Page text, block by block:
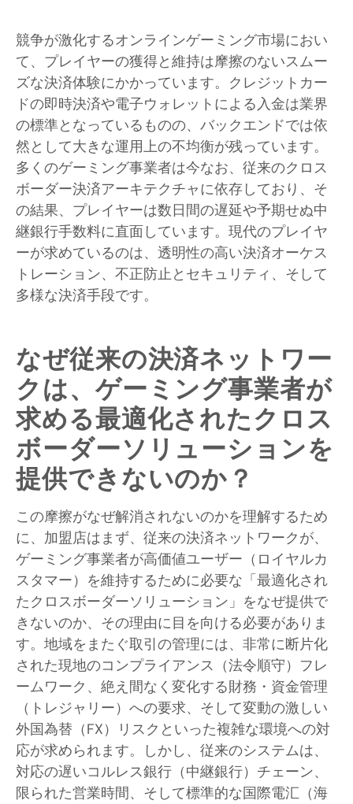
競争が激化するオンラインゲーミング市場におい
て、プレイヤーの獲得と維持は摩擦のないスムー
ズな決済体験にかかっています。クレジットカー
ドの即時決済や電子ウォレットによる入金は業界
の標準となっているものの、バックエンドでは依
然として大きな運用上の不均衡が残っています。
多くのゲーミング事業者は今なお、従来のクロス
ボーダー決済アーキテクチャに依存しており、そ
の結果、プレイヤーは数日間の遅延や予期せぬ中
継銀行手数料に直面しています。現代のプレイヤ
ーが求めているのは、透明性の高い決済オーケス
トレーション、不正防止とセキュリティ、そして
多様な決済手段です。
なぜ従来の決済ネットワー
クは、ゲーミング事業者が
求める最適化されたクロス
ボーダーソリューションを
提供できないのか？
この摩擦がなぜ解消されないのかを理解するため
に、加盟店はまず、従来の決済ネットワークが、
ゲーミング事業者が高価値ユーザー（ロイヤルカ
スタマー）を維持するために必要な「最適化され
たクロスボーダーソリューション」をなぜ提供で
きないのか、その理由に目を向ける必要がありま
す。地域をまたぐ取引の管理には、非常に断片化
された現地のコンプライアンス（法令順守）フレ
ームワーク、絶え間なく変化する財務・資金管理
（トレジャリー）への要求、そして変動の激しい
外国為替（FX）リスクといった複雑な環境への対
応が求められます。しかし、従来のシステムは、
対応の遅いコルレス銀行（中継銀行）チェーン、
限られた営業時間、そして標準的な国際電汇（海